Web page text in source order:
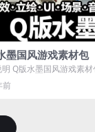
墨国风游戏素材包
Q版水墨国风游戏素
道具图标、动画序列、角...
前